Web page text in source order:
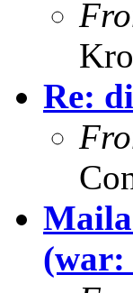
Re:
(war: